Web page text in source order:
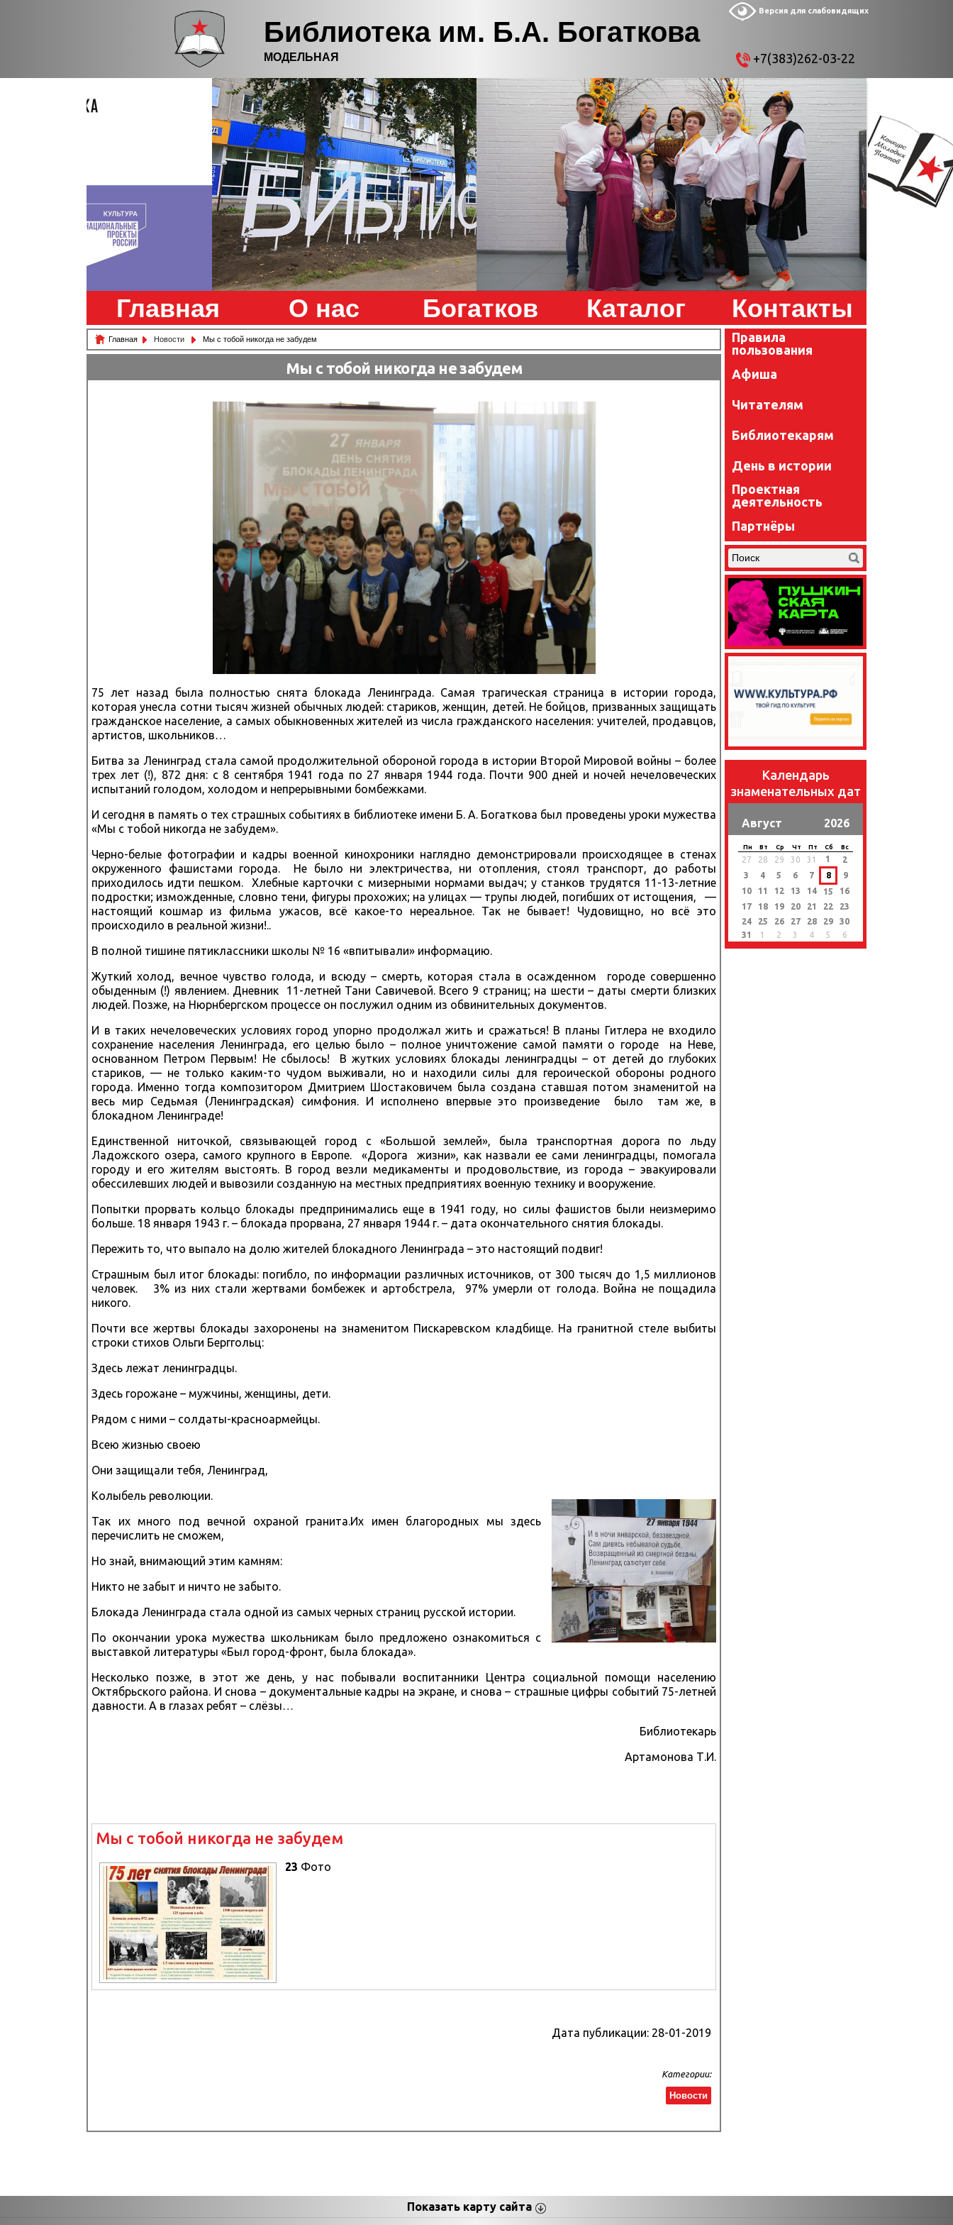
Библиотека им. Б.А. Богаткова
МОДЕЛЬНАЯ
Версия для слабовидящих
+7(383)262-03-22
Главная О нас Богатков Каталог Контакты
Главная Новости Мы с тобой никогда не забудем
Мы с тобой никогда не забудем
75 лет назад была полностью снята блокада Ленинграда. Самая трагическая страница в истории города,
которая унесла сотни тысяч жизней обычных людей: стариков, женщин, детей. Не бойцов, призванных защищать
гражданское население, а самых обыкновенных жителей из числа гражданского населения: учителей, продавцов,
артистов, школьников…
Битва за Ленинград стала самой продолжительной обороной города в истории Второй Мировой войны – более
трех лет (!), 872 дня: с 8 сентября 1941 года по 27 января 1944 года. Почти 900 дней и ночей нечеловеческих
испытаний голодом, холодом и непрерывными бомбежками.
И сегодня в память о тех страшных событиях в библиотеке имени Б. А. Богаткова был проведены уроки мужества
«Мы с тобой никогда не забудем».
Черно-белые фотографии и кадры военной кинохроники наглядно демонстрировали происходящее в стенах
окруженного фашистами города. Не было ни электричества, ни отопления, стоял транспорт, до работы
приходилось идти пешком. Хлебные карточки с мизерными нормами выдач; у станков трудятся 11-13-летние
подростки; изможденные, словно тени, фигуры прохожих; на улицах — трупы людей, погибших от истощения, —
настоящий кошмар из фильма ужасов, всё какое-то нереальное. Так не бывает! Чудовищно, но всё это
происходило в реальной жизни!..
В полной тишине пятиклассники школы № 16 «впитывали» информацию.
Жуткий холод, вечное чувство голода, и всюду – смерть, которая стала в осажденном городе совершенно
обыденным (!) явлением. Дневник 11-летней Тани Савичевой. Всего 9 страниц; на шести – даты смерти близких
людей. Позже, на Нюрнбергском процессе он послужил одним из обвинительных документов.
И в таких нечеловеческих условиях город упорно продолжал жить и сражаться! В планы Гитлера не входило
сохранение населения Ленинграда, его целью было – полное уничтожение самой памяти о городе на Неве,
основанном Петром Первым! Не сбылось! В жутких условиях блокады ленинградцы – от детей до глубоких
стариков, — не только каким-то чудом выживали, но и находили силы для героической обороны родного
города. Именно тогда композитором Дмитрием Шостаковичем была создана ставшая потом знаменитой на
весь мир Седьмая (Ленинградская) симфония. И исполнено впервые это произведение было там же, в
блокадном Ленинграде!
Единственной ниточкой, связывающей город с «Большой землей», была транспортная дорога по льду
Ладожского озера, самого крупного в Европе. «Дорога жизни», как назвали ее сами ленинградцы, помогала
городу и его жителям выстоять. В город везли медикаменты и продовольствие, из города – эвакуировали
обессилевших людей и вывозили созданную на местных предприятиях военную технику и вооружение.
Попытки прорвать кольцо блокады предпринимались еще в 1941 году, но силы фашистов были неизмеримо
больше. 18 января 1943 г. – блокада прорвана, 27 января 1944 г. – дата окончательного снятия блокады.
Пережить то, что выпало на долю жителей блокадного Ленинграда – это настоящий подвиг!
Страшным был итог блокады: погибло, по информации различных источников, от 300 тысяч до 1,5 миллионов
человек. 3% из них стали жертвами бомбежек и артобстрела, 97% умерли от голода. Война не пощадила
никого.
Почти все жертвы блокады захоронены на знаменитом Пискаревском кладбище. На гранитной стеле выбиты
строки стихов Ольги Берггольц:
Здесь лежат ленинградцы.
Здесь горожане – мужчины, женщины, дети.
Рядом с ними – солдаты-красноармейцы.
Всею жизнью своею
Они защищали тебя, Ленинград,
Колыбель революции.
Так их много под вечной охраной гранита.Их имен благородных мы здесь
перечислить не сможем,
Но знай, внимающий этим камням:
Никто не забыт и ничто не забыто.
Блокада Ленинграда стала одной из самых черных страниц русской истории.
По окончании урока мужества школьникам было предложено ознакомиться с
выставкой литературы «Был город-фронт, была блокада».
Несколько позже, в этот же день, у нас побывали воспитанники Центра социальной помощи населению
Октябрьского района. И снова – документальные кадры на экране, и снова – страшные цифры событий 75-летней
давности. А в глазах ребят – слёзы…
Библиотекарь
Артамонова Т.И.
Мы с тобой никогда не забудем
23 Фото
Дата публикации: 28-01-2019
Категории:
Новости
Правила
пользования
Афиша
Читателям
Библиотекарям
День в истории
Проектная
деятельность
Партнёры
Календарь
знаменательных дат
Август 2026
Пн Вт Ср Чт Пт Сб Вс
27 28 29 30 31 1
2
3
4 5 6 7 8
9
10
11 12 13 14 15
16
17
18 19 20 21 22
23
24
25 26 27 28 29
30
31
1 2 3 4 5 6
Показать карту сайта